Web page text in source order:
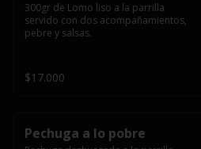
300gr de Lomo liso a la parrilla
servido con dos acompañamientos,
pebre y salsas.
$17.000
Pechuga a lo pobre